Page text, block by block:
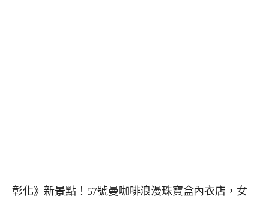
彰化》新景點！57號曼咖啡浪漫珠寶盒內衣店，女